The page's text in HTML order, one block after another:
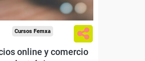
Cursos Femxa
online y comercio